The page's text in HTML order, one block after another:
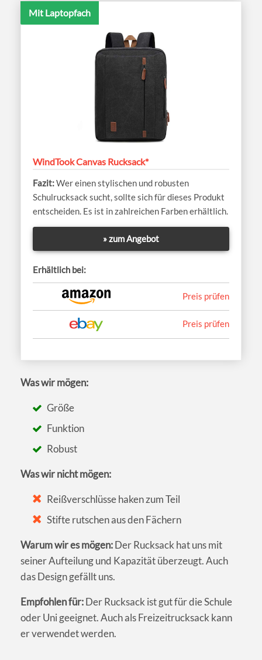
Mit Laptopfach
WindTook Canvas Rucksack*
Wer einen stylischen und robusten
Schulrucksack sucht, sollte sich für dieses Produkt
entscheiden. Es ist in zahlreichen Farben erhältlich.
» zum Angebot
Erhältlich bei:
Preis prüfen
Preis prüfen
Was wir mögen:
Größe
Funktion
Robust
Was wir nicht mögen:
Reißverschlüsse haken zum Teil
Stifte rutschen aus den Fächern
Warum wir es mögen:Der Rucksack hat uns mit
seiner Aufteilung und Kapazität überzeugt. Auch
das Design gefällt uns.
Empfohlen für:Der Rucksack ist gut für die Schule
oder Uni geeignet. Auch als Freizeitrucksack kann
er verwendet werden.